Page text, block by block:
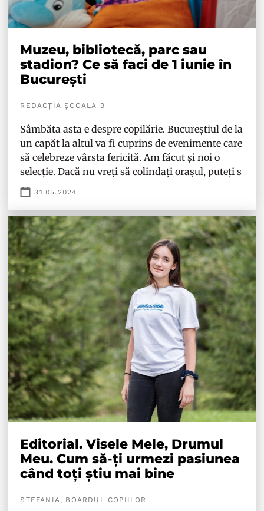
Muzeu, bibliotecă, parc sau
stadion? Ce să faci de 1 iunie în
București
REDACȚIA ȘCOALA 9
Sâmbăta asta e despre copilărie. Bucureștiul de la
un capăt la altul va fi cuprins de evenimente care
să celebreze vârsta fericită. Am făcut și noi o
selecție. Dacă nu vreți să colindați orașul, puteți s
31.05.2024
Editorial. Visele Mele, Drumul
Meu. Cum să-ți urmezi pasiunea
când toți știu mai bine
ȘTEFANIA, BOARDUL COPIILOR